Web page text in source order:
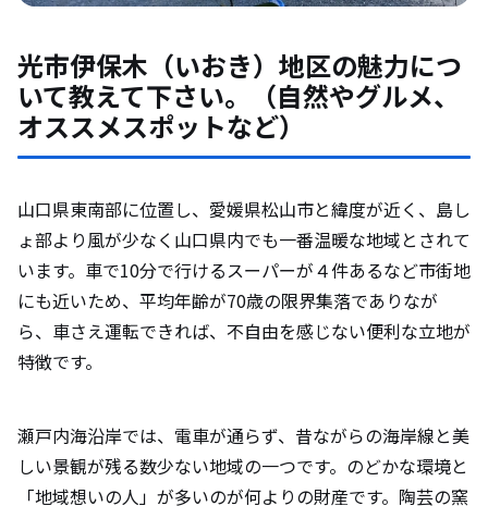
光市伊保木（いおき）地区の魅力につ
いて教えて下さい。（自然やグルメ、
オススメスポットなど）
山口県東南部に位置し、愛媛県松山市と緯度が近く、島し
ょ部より風が少なく山口県内でも一番温暖な地域とされて
います。車で10分で行けるスーパーが４件あるなど市街地
にも近いため、平均年齢が70歳の限界集落でありなが
ら、車さえ運転できれば、不自由を感じない便利な立地が
特徴です。
瀬戸内海沿岸では、電車が通らず、昔ながらの海岸線と美
しい景観が残る数少ない地域の一つです。のどかな環境と
「地域想いの人」が多いのが何よりの財産です。陶芸の窯